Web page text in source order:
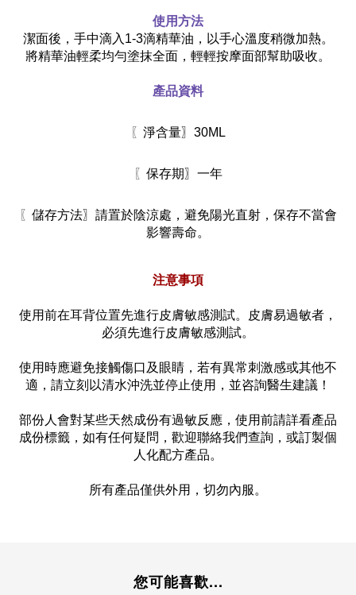
使用方法
潔面後，手中滴入1-3滴精華油，以手心溫度稍微加熱。
將精華油輕柔均勻塗抹全面， 輕輕按摩面部幫助吸收。
產品資料
〖 淨含量〗30ML
〖 保存期〗一年
〖 儲存方法〗請置於陰涼處，避免陽光直射，保存不當會
影響壽命。
注意事項
使用前在耳背位置先進行皮膚敏感測試。皮膚易過敏者，
必須先進行皮膚敏感測試。
使用時應避免接觸傷口及眼睛，若有異常刺激感或其他不
適，請立刻以清水沖洗並停止使用，並咨詢醫生建議！
部份人會對某些天然成份有過敏反應，使用前請詳看產品
成份標籤，如有任何疑問，歡迎聯絡我們查詢，或訂製個
人化配方產品。
所有產品僅供外用，切勿內服。
您可能喜歡...